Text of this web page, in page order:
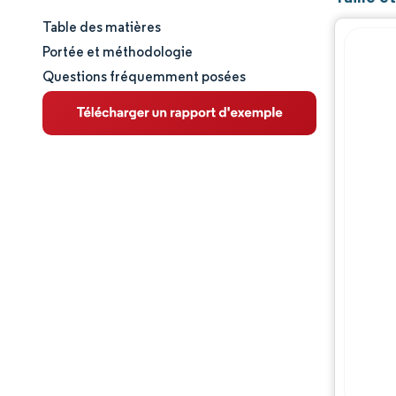
Taille et part de marché
Analyse du marché
Tendances et perspectives
Table des matières
Portée et méthodologie
Questions fréquemment posées